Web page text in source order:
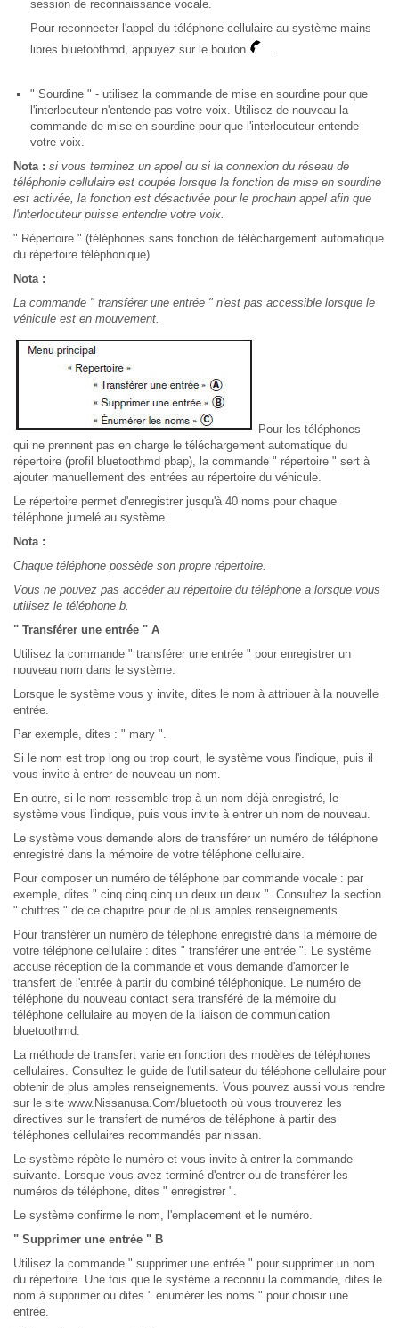
session de reconnaissance vocale.
Pour reconnecter l'appel du téléphone cellulaire au système mains
libres bluetoothmd, appuyez sur le bouton
.
" Sourdine " - utilisez la commande de mise en sourdine pour que
l'interlocuteur n'entende pas votre voix. Utilisez de nouveau la
commande de mise en sourdine pour que l'interlocuteur entende
votre voix.
Nota : si vous terminez un appel ou si la connexion du réseau de
téléphonie cellulaire est coupée lorsque la fonction de mise en sourdine
est activée, la fonction est désactivée pour le prochain appel afin que
l'interlocuteur puisse entendre votre voix.
" Répertoire " (téléphones sans fonction de téléchargement automatique
du répertoire téléphonique)
Nota :
La commande " transférer une entrée " n'est pas accessible lorsque le
véhicule est en mouvement.
Pour les téléphones
qui ne prennent pas en charge le téléchargement automatique du
répertoire (profil bluetoothmd pbap), la commande " répertoire " sert à
ajouter manuellement des entrées au répertoire du véhicule.
Le répertoire permet d'enregistrer jusqu'à 40 noms pour chaque
téléphone jumelé au système.
Nota :
Chaque téléphone possède son propre répertoire.
Vous ne pouvez pas accéder au répertoire du téléphone a lorsque vous
utilisez le téléphone b.
" Transférer une entrée " A
Utilisez la commande " transférer une entrée " pour enregistrer un
nouveau nom dans le système.
Lorsque le système vous y invite, dites le nom à attribuer à la nouvelle
entrée.
Par exemple, dites : " mary ".
Si le nom est trop long ou trop court, le système vous l'indique, puis il
vous invite à entrer de nouveau un nom.
En outre, si le nom ressemble trop à un nom déjà enregistré, le
système vous l'indique, puis vous invite à entrer un nom de nouveau.
Le système vous demande alors de transférer un numéro de téléphone
enregistré dans la mémoire de votre téléphone cellulaire.
Pour composer un numéro de téléphone par commande vocale : par
exemple, dites " cinq cinq cinq un deux un deux ". Consultez la section
" chiffres " de ce chapitre pour de plus amples renseignements.
Pour transférer un numéro de téléphone enregistré dans la mémoire de
votre téléphone cellulaire : dites " transférer une entrée ". Le système
accuse réception de la commande et vous demande d'amorcer le
transfert de l'entrée à partir du combiné téléphonique. Le numéro de
téléphone du nouveau contact sera transféré de la mémoire du
téléphone cellulaire au moyen de la liaison de communication
bluetoothmd.
La méthode de transfert varie en fonction des modèles de téléphones
cellulaires. Consultez le guide de l'utilisateur du téléphone cellulaire pour
obtenir de plus amples renseignements. Vous pouvez aussi vous rendre
sur le site www.Nissanusa.Com/bluetooth où vous trouverez les
directives sur le transfert de numéros de téléphone à partir des
téléphones cellulaires recommandés par nissan.
Le système répète le numéro et vous invite à entrer la commande
suivante. Lorsque vous avez terminé d'entrer ou de transférer les
numéros de téléphone, dites " enregistrer ".
Le système confirme le nom, l'emplacement et le numéro.
" Supprimer une entrée " B
Utilisez la commande " supprimer une entrée " pour supprimer un nom
du répertoire. Une fois que le système a reconnu la commande, dites le
nom à supprimer ou dites " énumérer les noms " pour choisir une
entrée.